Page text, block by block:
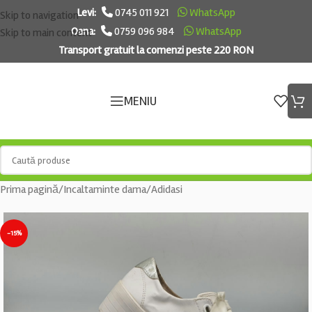
Skip to navigation
Skip to main content
Levi: 0745 011 921
WhatsApp
Oana:
0759 096 984
WhatsApp
Transport gratuit la comenzi peste 220 RON
MENIU
Prima pagină/Incaltaminte dama/Adidasi
-15%